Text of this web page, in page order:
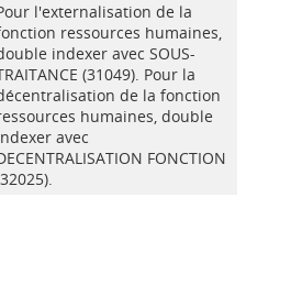
l'externalisation de la
ressources humaines,
indexer avec SOUS-
(31049). Pour la
de la fonction
humaines, double
avec
FONCTION